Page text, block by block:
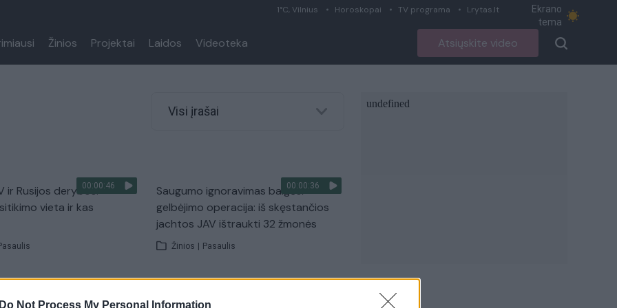
Do Not Process My Personal Information
1°C, Vilnius Horoskopai TV programa Lrytas.lt
Ekrano
tema
Žinios Projektai Laidos Videoteka Atsiųskite video
Visi įrašai
00:00:46
ir Rusijos derybos:
vieta ir kas
00:00:36
Saugumo ignoravimas baigėsi
gelbėjimo operacija: iš skęstančios
jachtos JAV ištraukti 32 žmonės
Žinios Pasaulis